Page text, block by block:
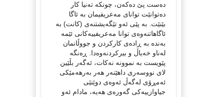
دەست پێ دەکەن، چونکە تەنیا کار
دەتوانێت توانای مەعریفیمان بە ئاگا
بێنێت. بە پێی ئەو تێگەیشتنەی (کانت) بە
ئاگاهاتنەوەی توانا مەعریفییەکانی ئێمە
بەندە بە ڕادەی کارکردن و جووڵانمان
لەناو خەیاڵ و بیرکردنەوەدا. ڕەنگە
پێویست بە نموونە نەکات، ئەگەر بڵێین
لای نووسەری داهێنەر هەر بەرهەمێکی
ئەمڕۆی لەگەڵ ئەوەی دوێنێی
جیاوازییەکی گەورەی هەیە، مادام ئەو